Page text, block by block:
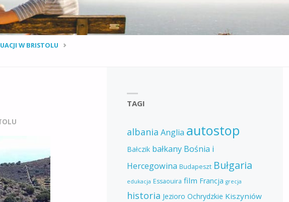
W BRISTOLU
TAGI
albania Anglia autostop
Bałczik bałkany Bośnia i
Hercegowina Budapeszt Bułgaria
edukacja Essaouira film Francja grecja
historia Jezioro Ochrydzkie Kiszyniów